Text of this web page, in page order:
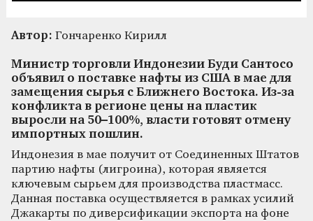
Автор: Гончаренко Кирилл
Министр торговли Индонезии Буди Сантосо
объявил о поставке нафты из США в мае для
замещения сырья с Ближнего Востока. Из-за
конфликта в регионе цены на пластик
выросли на 50–100%, власти готовят отмену
импортных пошлин.
Индонезия в мае получит от Соединенных Штатов
партию нафты (лигроина), которая является
ключевым сырьем для производства пластмасс.
Данная поставка осуществляется в рамках усилий
Джакарты по диверсификации экспорта на фоне